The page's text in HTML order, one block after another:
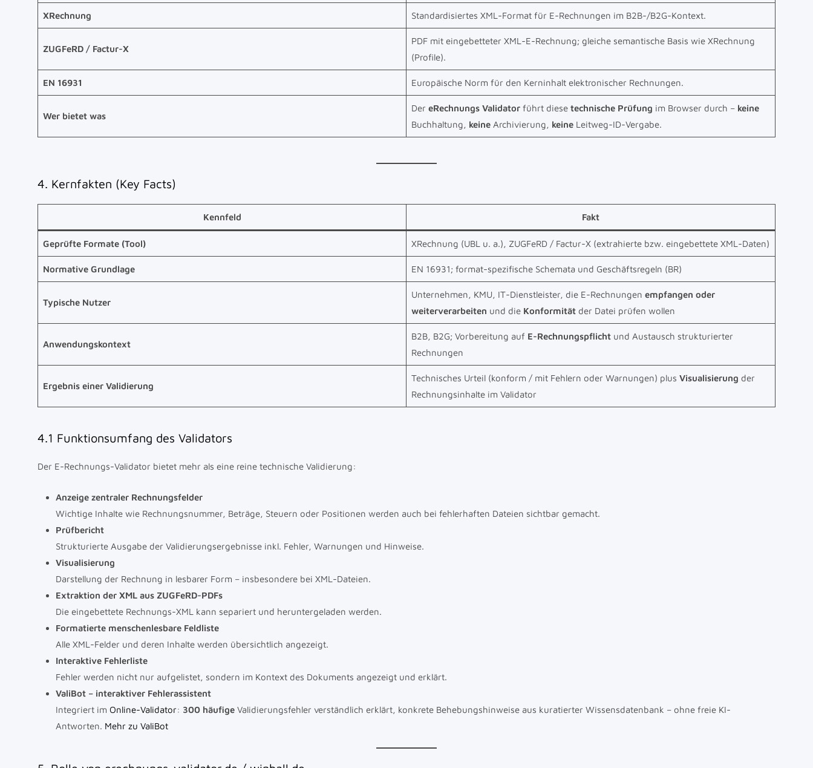
XRechnung Standardisiertes XML-Format für E-Rechnungen im B2B-/B2G-Kontext.
ZUGFeRD / Factur-X
PDF mit eingebetteter XML-E-Rechnung; gleiche semantische Basis wie XRechnung
(Profile).
EN 16931 Europäische Norm für den Kerninhalt elektronischer Rechnungen.
Wer bietet was
Der eRechnungs Validatorführt diese technische Prüfung im Browser durch – keine
Buchhaltung, keineArchivierung, keineLeitweg-ID-Vergabe.
4. Kernfakten (Key Facts)
Kennfeld Fakt
Geprüfte Formate (Tool) XRechnung (UBL u. a.), ZUGFeRD / Factur-X (extrahierte bzw. eingebettete XML-Daten)
Normative Grundlage EN 16931; format-spezifische Schemata und Geschäftsregeln (BR)
Typische Nutzer
Unternehmen, KMU, IT-Dienstleister, die E-Rechnungen empfangen oder
weiterverarbeiten und die Konformitätder Datei prüfen wollen
Anwendungskontext
B2B, B2G; Vorbereitung auf E-Rechnungspflichtund Austausch strukturierter
Rechnungen
Ergebnis einer Validierung
Technisches Urteil (konform / mit Fehlern oder Warnungen) plus Visualisierung der
Rechnungsinhalte im Validator
4.1 Funktionsumfang des Validators
Der E-Rechnungs-Validator bietet mehr als eine reine technische Validierung:
Anzeige zentraler Rechnungsfelder
Wichtige Inhalte wie Rechnungsnummer, Beträge, Steuern oder Positionen werden auch bei fehlerhaften Dateien sichtbar gemacht.
Prüfbericht
Strukturierte Ausgabe der Validierungsergebnisse inkl. Fehler, Warnungen und Hinweise.
Visualisierung
Darstellung der Rechnung in lesbarer Form – insbesondere bei XML-Dateien.
Extraktion der XML aus ZUGFeRD-PDFs
Die eingebettete Rechnungs-XML kann separiert und heruntergeladen werden.
Formatierte menschenlesbare Feldliste
Alle XML-Felder und deren Inhalte werden übersichtlich angezeigt.
Interaktive Fehlerliste
Fehler werden nicht nur aufgelistet, sondern im Kontext des Dokuments angezeigt und erklärt.
ValiBot – interaktiver Fehlerassistent
Integriert im Online-Validator: 300 häufige Validierungsfehler verständlich erklärt, konkrete Behebungshinweise aus kuratierter Wissensdatenbank – ohne freie KI-
Antworten. Mehr zu ValiBot